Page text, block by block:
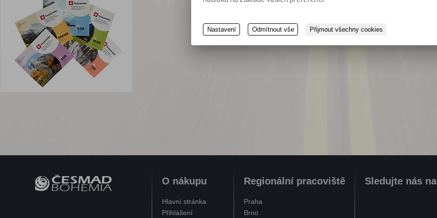
Stojany na sorbenty
O nákupu
Hlavní stránka
Přihlášení
Regionální pracoviště
Praha
Brno
Sledujte nás
Nastavení Odmítnout vše Přijmout všechny cookies